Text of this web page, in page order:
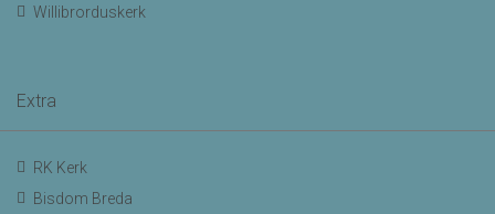
Willibrorduskerk
Extra
RK Kerk
Bisdom Breda